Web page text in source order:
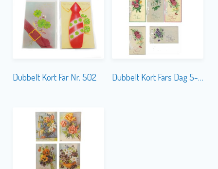
Dubbelt Kort Far Nr. 502 Dubbelt Kort Fars Dag 5-olika Äkta Gamla